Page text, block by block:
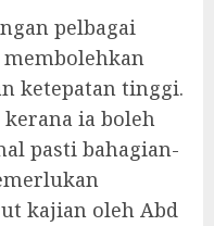
pelbagai
membolehkan
ketepatan tinggi.
ia boleh
pasti bahagian-
kajian oleh Abd